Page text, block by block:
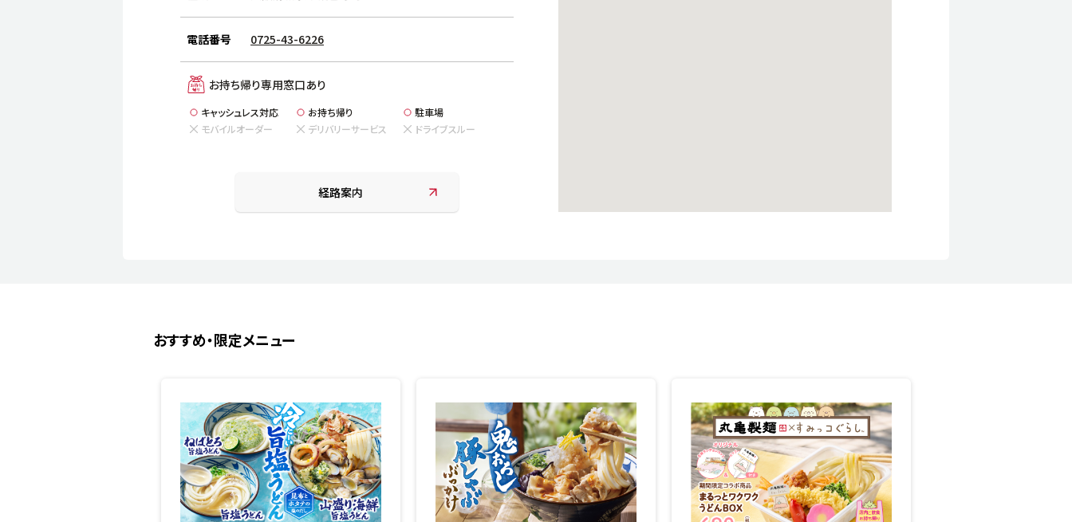
電話番号 0725-43-6226
お持ち帰り専用窓口あり
キャッシュレス対応 お持ち帰り
駐車場
モバイルオーダー
デリバリーサービス ドライブスルー
経路案内
おすすめ・限定メニュー